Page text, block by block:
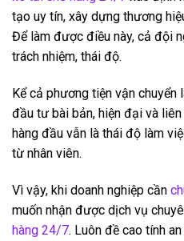
tạo uy tín, xây dựng thương
Để làm được điều này, cả đội
trách nhiệm, thái độ.
Kể cả phương tiện vận
đầu tư bài bản, hiện đại và
hàng đầu vẫn là thái độ làm
từ nhân viên.
Vì vậy, khi doanh nghiệp cần
muốn nhận được dịch vụ
hàng 24/7. Luôn đề cao tính